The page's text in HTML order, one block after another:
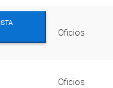
Oficios
Oficios